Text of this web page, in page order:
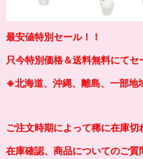
最安値特別セール！！
只今特別価格＆送料無料にてセ
※北海道、沖縄、離島、一部地
ご注文時期によって稀に在庫切
在庫確認、商品についてのご質